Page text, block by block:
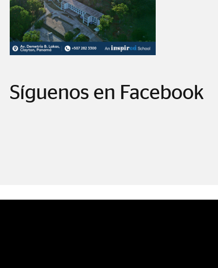
Síguenos en Facebook